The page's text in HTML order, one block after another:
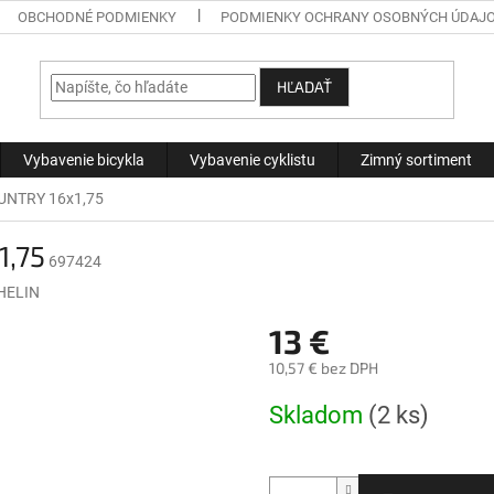
OBCHODNÉ PODMIENKY PODMIENKY OCHRANY OSOBNÝCH
HĽADAŤ
Vybavenie bicykla Vybavenie cyklistu Zimný sortiment
16x1,75
697424
13 €
10,57 € bez DPH
cena:
Skladom (2 ks)